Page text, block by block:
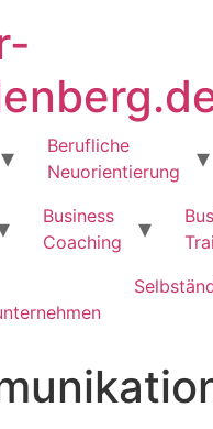
Berufliche
Neuorientierung
Business
Coaching